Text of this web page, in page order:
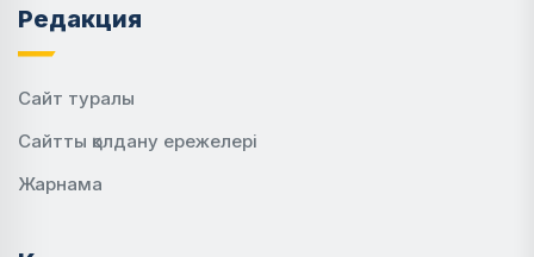
Редакция
Сайт туралы
Сайтты қолдану ережелері
Жарнама